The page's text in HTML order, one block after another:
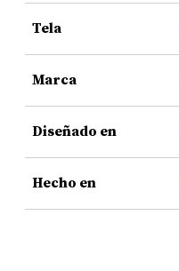
Tela
Marca
Diseñado en
Hecho en